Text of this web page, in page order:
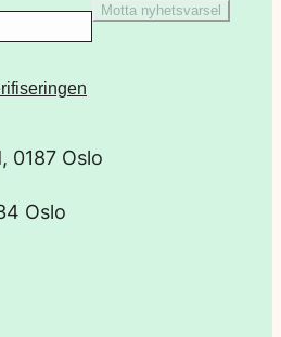
Motta nyhetsvarsel
0187 Oslo
Oslo